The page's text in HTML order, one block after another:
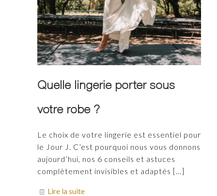
Quelle lingerie porter sous
votre robe ?
Le choix de votre lingerie est essentiel pour
le Jour J. C’est pourquoi nous vous donnons
aujourd’hui, nos 6 conseils et astuces
complètement invisibles et adaptés […]
Lire la suite